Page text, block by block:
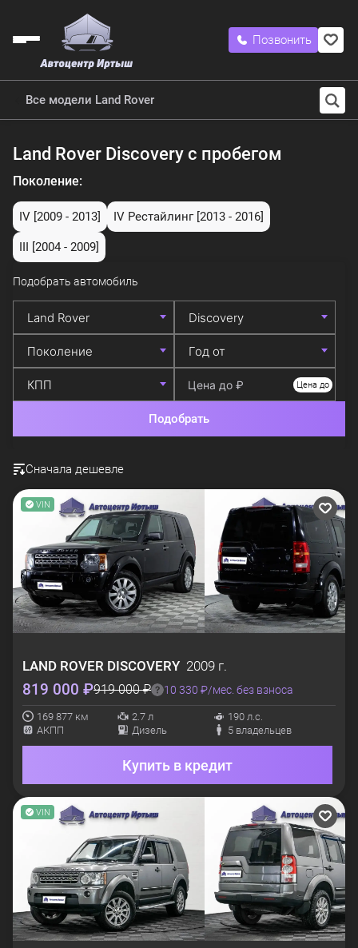
Позвонить
Все модели Land Rover
Land Rover Discovery с пробегом
Поколение:
IV [2009 - 2013] IV Рестайлинг [2013 - 2016]
III [2004 - 2009]
Подобрать автомобиль
Цена до
Подобрать
Сначала дешевле
VIN
LAND ROVER DISCOVERY 2009 г.
819 000 ₽919 000 ₽ 10 330 ₽/мес. без взноса
169 877 км 2.7 л
190 л.с.
АКПП
Дизель 5 владельцев
Купить в кредит
VIN